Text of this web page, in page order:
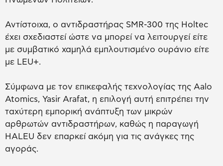
Αντίστοιχα, ο αντιδραστήρας SMR-300 της Holtec
έχει σχεδιαστεί ώστε να μπορεί να λειτουργεί είτε
με συμβατικό χαμηλά εμπλουτισμένο ουράνιο είτε
με LEU+.
Σύμφωνα με τον επικεφαλής τεχνολογίας της Aalo
Atomics, Yasir Arafat, η επιλογή αυτή επιτρέπει την
ταχύτερη εμπορική ανάπτυξη των μικρών
αρθρωτών αντιδραστήρων, καθώς η παραγωγή
HALEU δεν επαρκεί ακόμη για τις ανάγκες της
αγοράς.